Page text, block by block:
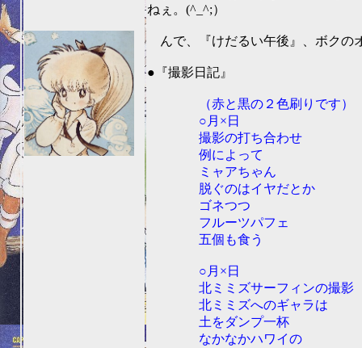
ねぇ。(^_^;）
んで、『けだるい午後』、ボクの
●『撮影日記』
（赤と黒の２色刷りです）
○月×日
撮影の打ち合わせ
例によって
ミャアちゃん
脱ぐのはイヤだとか
ゴネつつ
フルーツパフェ
五個も食う
○月×日
北ミミズサーフィンの撮影
北ミミズへのギャラは
土をダンプ一杯
なかなかハワイの